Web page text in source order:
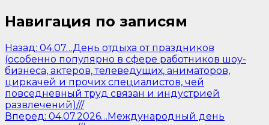
Навигация по записям
Назад: 04.07…День отдыха от праздников
(особенно популярно в сфере работников шоу-
бизнеса, актеров, телеведущих, аниматоров,
циркачей и прочих специалистов, чей
повседневный труд связан и индустрией
развлечений)///
Вперед: 04.07.2026…Международный день